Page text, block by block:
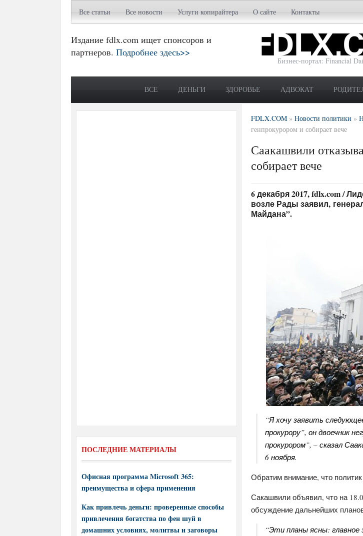
Все статьи Все новости Услуги копирайтера О сайте Контакты
Издание fdlx.com ищет спонсоров и
партнеров. Подробнее здесь>>
Бизнес-портал: Financial
ВСЕ ДЕНЬГИ ЗДОРОВЬЕ АДВОКАТ
FDLX.COM » Новости политики »
генпрокурором и собирает вече
Саакашвили
собирает вече
6 декабря 2017, fdlx.com /
возле Рады заявил,
Майдана”.
“Я хочу заявить
прокурору”, он двоечник
прокурором”, – сказал
6 ноября.
Обратим внимание, что
Сакашвили объявил, что на
обсуждение дальнейших
“Эти планы ясны:
ПОСЛЕДНИЕ МАТЕРИАЛЫ
Офисная программа Microsoft 365:
преимущества и сфера применения
Как привлечь деньги: проверенные способы
привлечения богатства по фен шуй в
домашних условиях, молитвы и заговоры